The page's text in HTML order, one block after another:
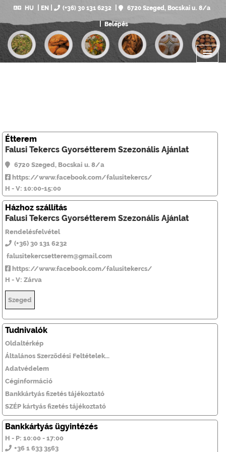
HU EN (+36) 30 131 6232 6720 Szeged, Bocskai u. 8/a
Belépés
Étterem
Falusi Tekercs Gyorsétterem Szezonális Ajánlat
6720 Szeged, Bocskai u. 8/a
https://www.facebook.com/falusitekercs/
H - V: 10:00-15:00
Házhoz szállítás
Falusi Tekercs Gyorsétterem Szezonális Ajánlat
Rendelésfelvétel
(+36) 30 131 6232
falusitekercsetterem@gmail.com
https://www.facebook.com/falusitekercs/
H - V: Zárva
Szeged
Tudnivalók
Oldaltérkép
Általános Szerződési Feltételek...
Adatvédelem
Céginformáció
Bankkártyás fizetés tájékoztató
SZÉP kártyás fizetés tájékoztató
Bankkártyás ügyintézés
H - P: 10:00 - 17:00
+36 1 633 3563